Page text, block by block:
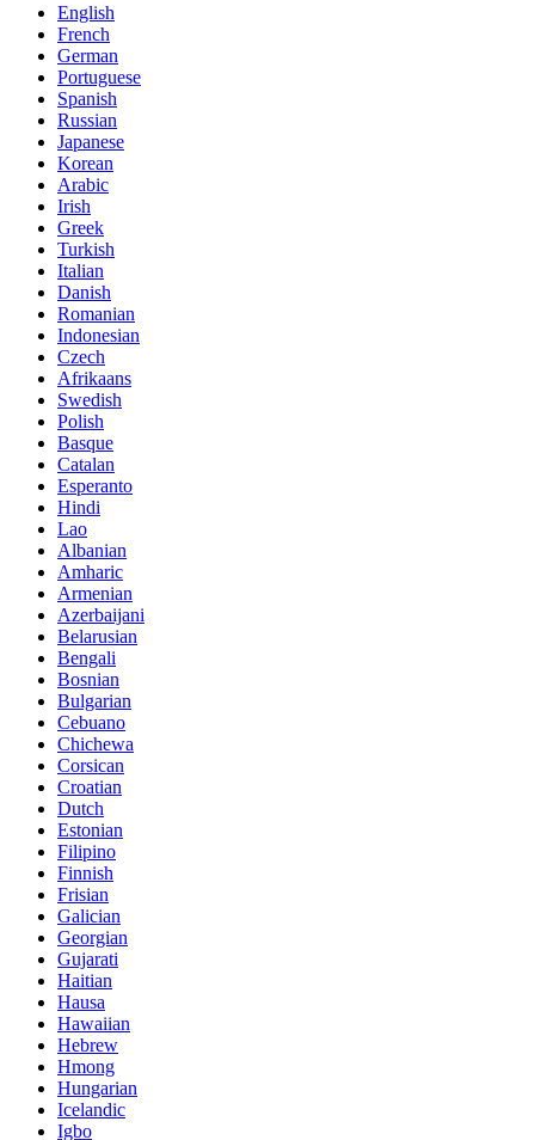
English
French
German
Portuguese
Spanish
Russian
Japanese
Korean
Arabic
Irish
Greek
Turkish
Italian
Danish
Romanian
Indonesian
Czech
Afrikaans
Swedish
Polish
Basque
Catalan
Esperanto
Hindi
Lao
Albanian
Amharic
Armenian
Azerbaijani
Belarusian
Bengali
Bosnian
Bulgarian
Cebuano
Chichewa
Corsican
Croatian
Dutch
Estonian
Filipino
Finnish
Frisian
Galician
Georgian
Gujarati
Haitian
Hausa
Hawaiian
Hebrew
Hmong
Hungarian
Icelandic
Igbo